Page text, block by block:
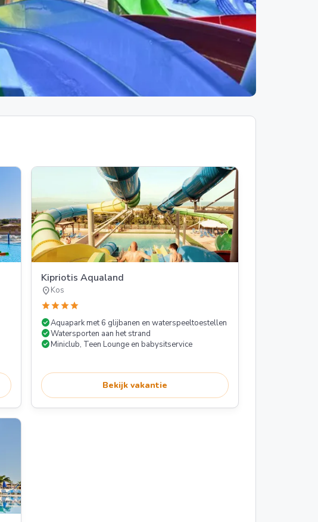
Kipriotis Aqualand
location_onKos
starstarstarstar
check_circleAquapark met 6 glijbanen en waterspeeltoestellen
check_circleWatersporten aan het strand
check_circleMiniclub, Teen Lounge en babysitservice
Bekijk vakantie